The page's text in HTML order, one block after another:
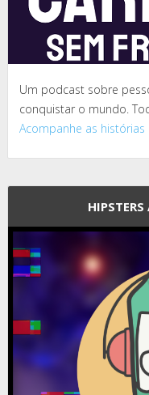
Um podcast sobre
conquistar o mundo.
Acompanhe as histórias